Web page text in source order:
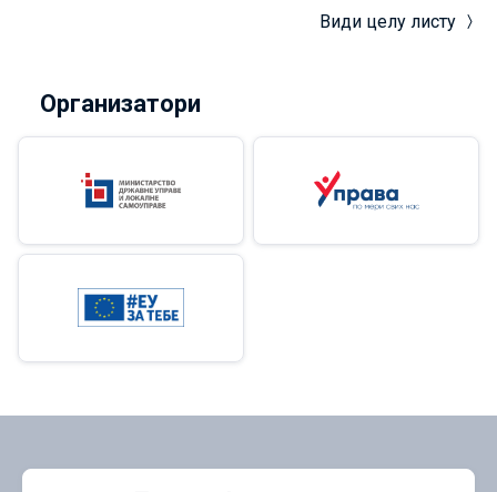
Види целу листу
Организатори